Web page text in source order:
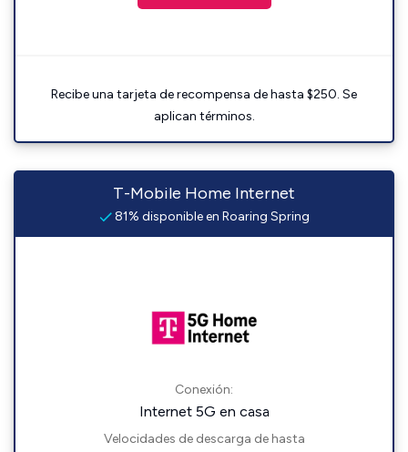
Recibe una tarjeta de recompensa de hasta $250. Se
aplican términos.
T-Mobile Home Internet
81% disponible en Roaring Spring
Conexión:
Internet 5G en casa
Velocidades de descarga de hasta